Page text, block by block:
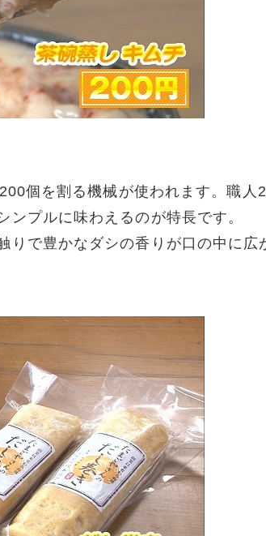
個を割る機械が使われます。職人
プルに味わえるのが特長です。
で豊かなダシの香りが口の中に広